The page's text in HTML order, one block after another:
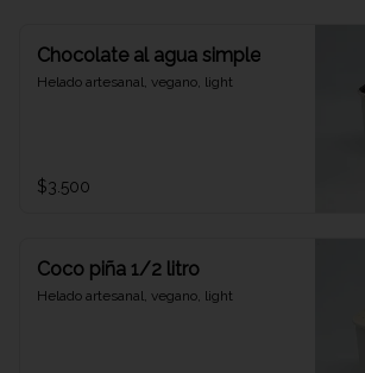
Chocolate al agua simple
Helado artesanal, vegano, light
$3.500
Coco piña 1/2 litro
Helado artesanal, vegano, light